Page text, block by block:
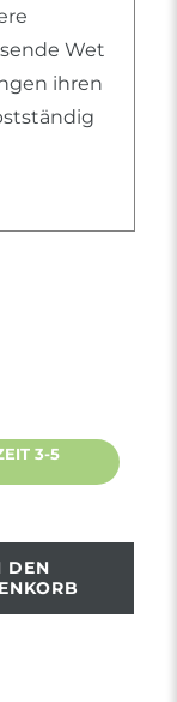
Wet
ihren
3-5
DEN